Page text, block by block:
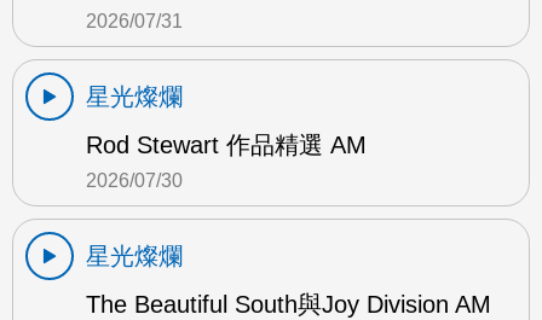
2026/07/31
星光燦爛
Rod Stewart 作品精選 AM
2026/07/30
星光燦爛
The Beautiful South與Joy Division AM